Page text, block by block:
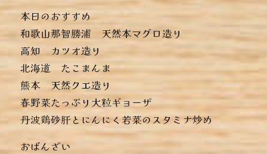
本日のおすすめ
︎和歌山那智勝浦 天然本マグロ造り
︎高知 カツオ造り
︎北海道 たこまんま
︎熊本 天然クエ造り
︎春野菜たっぷり大粒ギョーザ
︎丹波鶏砂肝とにんにく若菜のスタミナ炒め
おばんざい